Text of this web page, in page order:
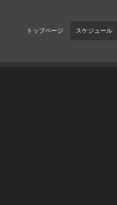
トップページ スケジュール